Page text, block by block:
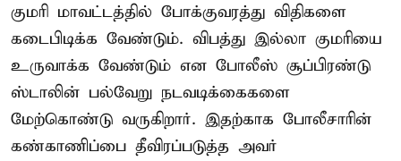
குமரி மாவட்டத்தில் போக்குவரத்து விதிகளை
கடைபிடிக்க வேண்டும். விபத்து இல்லா குமரியை
உருவாக்க வேண்டும் என போலீஸ் சூப்பிரண்டு
ஸ்டாலின் பல்வேறு நடவடிக்கைகளை
மேற்கொண்டு வருகிறார். இதற்காக போலீசாரின்
கண்காணிப்பை தீவிரப்படுத்த அவர்